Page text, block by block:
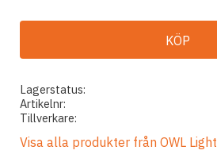
KÖP
Lagerstatus
Artikelnr
Tillverkare
Visa alla produkter från OWL Light